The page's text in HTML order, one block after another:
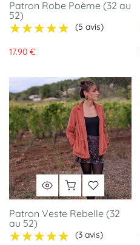
Patron Robe Poème (32 au
52)
★★★★★
★★★★★ (5 avis)
17.90 €
Patron Veste Rebelle (32
au 52)
★★★★★
★★★★★ (3 avis)